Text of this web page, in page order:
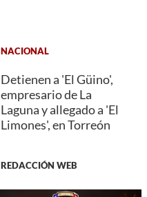
NACIONAL
Detienen a 'El Güino',
empresario de La
Laguna y allegado a 'El
Limones', en Torreón
REDACCIÓN WEB